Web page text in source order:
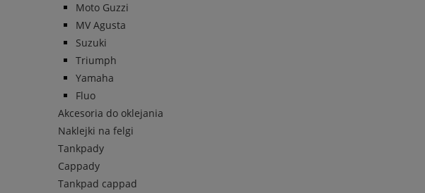
Moto Guzzi
MV Agusta
Suzuki
Triumph
Yamaha
Fluo
Akcesoria do oklejania
Naklejki na felgi
Tankpady
Cappady
Tankpad cappad